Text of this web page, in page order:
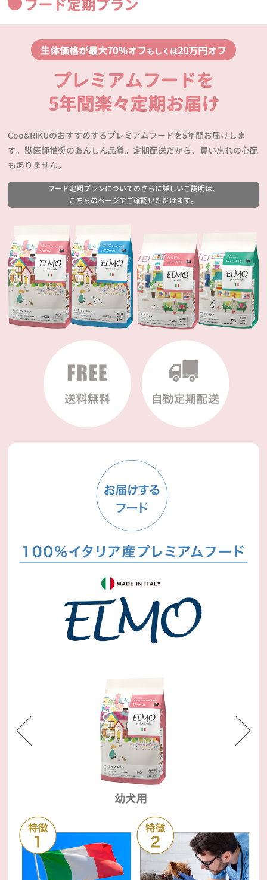
フード定期プラン
生体価格が最大70％オフもしくは20万円オフ
プレミアムフードを
5年間楽々定期お届け
Coo&RIKUのおすすめするプレミアムフードを5年間お届けしま
す。獣医師推奨のあんしん品質。定期配送だから、買い忘れの心配
もありません。
フード定期プランについてのさらに詳しいご説明は、
こちらのページでご確認いただけます。